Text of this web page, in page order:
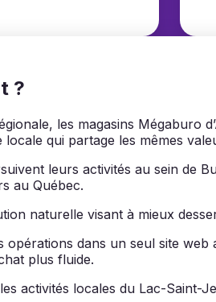
?
les magasins Mégaburo
qui partage les mêmes
leurs activités au sein de
au Québec.
naturelle visant à mieux
dans un seul site web
plus fluide.
activités locales du Lac-Saint-